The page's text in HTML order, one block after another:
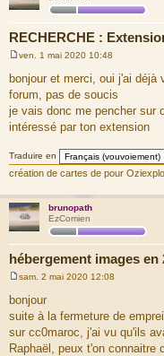
RECHERCHE :
s
s
g
e
ven. 1 mai 2020 10:48
bonjour et merci, oui j'ai
forum, pas de soucis
je vais donc me pencher sur
intéressé par ton extension
Traduire en
création de cartes de pour
brunopath
EzComien
hébergement images en
s
s
g
e
sam. 2 mai 2020 12:08
bonjour
suite à la fermeture de
sur cc0maroc, j'ai vu qu'ils
Raphaël, peux t'on connaitre